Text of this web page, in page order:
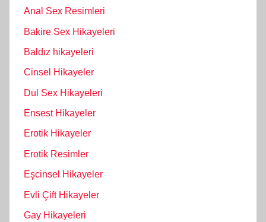
Anal Sex Resimleri
Bakire Sex Hikayeleri
Baldız hikayeleri
Cinsel Hikayeler
Dul Sex Hikayeleri
Ensest Hikayeler
Erotik Hikayeler
Erotik Resimler
Eşcinsel Hikayeler
Evli Çift Hikayeler
Gay Hikayeleri